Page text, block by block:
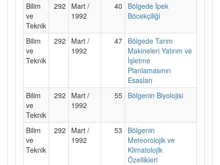
Bilim
ve
Teknik
292
Mart /
1992
40
Bölgede İpek
Böcekçiliği
Bilim
ve
Teknik
292
Mart /
1992
47 Bölgede Tarım
Makineleri Yatırım ve
İşletme
Planlamasının
Esasları
Bilim
ve
Teknik
292
Mart /
1992
55 Bölgenin Biyolojisi
Bilim
ve
Teknik
292
Mart /
1992
53
Bölgenin
Meteorolojik ve
Klimatolojik
Özellikleri